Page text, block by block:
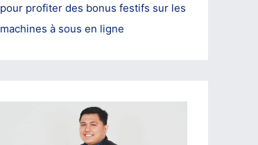
pour profiter des bonus festifs sur les
machines à sous en ligne